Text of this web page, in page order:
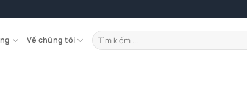
Về chúng tôi
Tìm
kiếm: